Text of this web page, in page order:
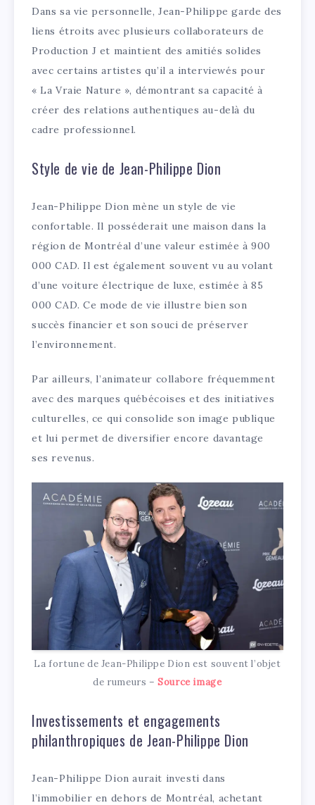
Dans sa vie personnelle, Jean-Philippe garde des
liens étroits avec plusieurs collaborateurs de
Production J et maintient des amitiés solides
avec certains artistes qu’il a interviewés pour
« La Vraie Nature », démontrant sa capacité à
créer des relations authentiques au-delà du
cadre professionnel.
Style de vie de Jean-Philippe Dion
Jean-Philippe Dion mène un style de vie
confortable. Il posséderait une maison dans la
région de Montréal d’une valeur estimée à 900
000 CAD. Il est également souvent vu au volant
d’une voiture électrique de luxe, estimée à 85
000 CAD. Ce mode de vie illustre bien son
succès financier et son souci de préserver
l’environnement.
Par ailleurs, l’animateur collabore fréquemment
avec des marques québécoises et des initiatives
culturelles, ce qui consolide son image publique
et lui permet de diversifier encore davantage
ses revenus.
La fortune de Jean-Philippe Dion est souvent l’objet
de rumeurs –Source image
Investissements et engagements
philanthropiques de Jean-Philippe Dion
Jean-Philippe Dion aurait investi dans
l’immobilier en dehors de Montréal, achetant